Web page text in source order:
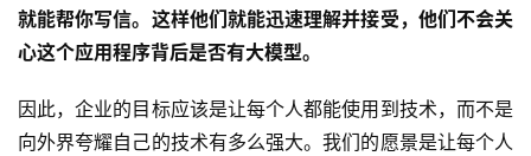
智
慧
城
市
就能帮你写信。这样他们就能迅速理解并接受，他们不会关
心这个应用程序背后是否有大模型。
因此，企业的目标应该是让每个人都能使用到技术，而不是
向外界夸耀自己的技术有多么强大。我们的愿景是让每个人